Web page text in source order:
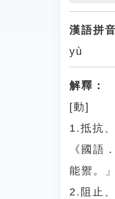
漢語拼音
yù
解釋：
[動]
1.抵抗
《國語
能禦。」
2.阻止